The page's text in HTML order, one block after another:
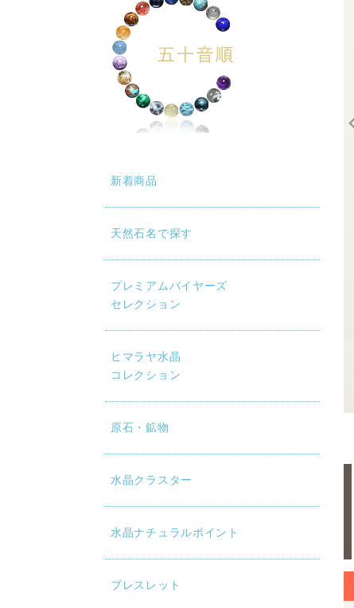
新着商品
天然石名で探す
プレミアムバイヤーズ
セレクション
ヒマラヤ水晶
コレクション
原石・鉱物
水晶クラスター
水晶ナチュラルポイント
ブレスレット